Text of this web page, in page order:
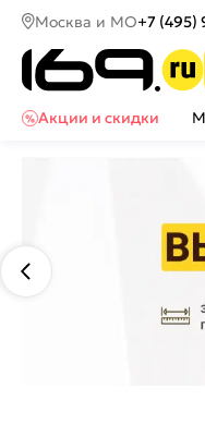
Москва и МО+7 (495)
Акции и скидки